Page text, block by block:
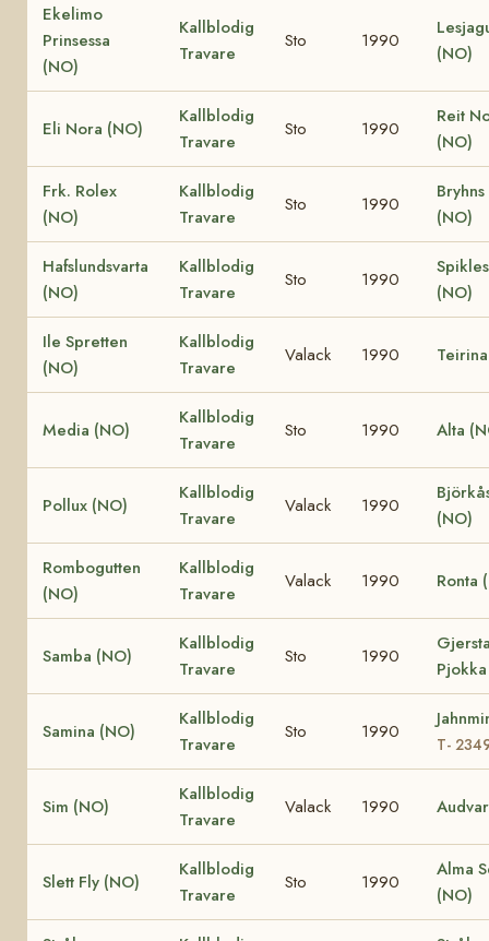
Ekelimo
Prinsessa
(NO)
Kallblodig
Travare
Sto 1990
(NO)
Eli Nora (NO)
Kallblodig
Travare
Sto 1990
Reit
(NO)
Frk. Rolex
(NO)
Kallblodig
Travare
Sto 1990
(NO)
Hafslundsvarta
(NO)
Kallblodig
Travare
Sto 1990
(NO)
Ile Spretten
(NO)
Kallblodig
Travare
Valack 1990
Media (NO)
Kallblodig
Travare
Sto 1990 Alta
Pollux (NO)
Kallblodig
Travare
Valack 1990
(NO)
Rombogutten
(NO)
Kallblodig
Travare
Valack 1990 Ronta
Samba (NO)
Kallblodig
Travare
Sto 1990
Samina (NO)
Kallblodig
Travare
Sto 1990
T-
Sim (NO)
Kallblodig
Travare
Valack 1990
Slett Fly (NO)
Kallblodig
Travare
Sto 1990
Alma
(NO)